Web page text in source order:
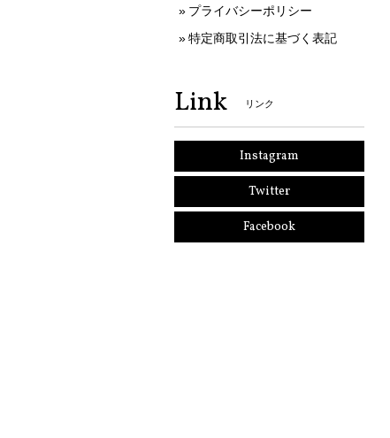
プライバシーポリシー
特定商取引法に基づく表記
Link リンク
Instagram
Twitter
Facebook